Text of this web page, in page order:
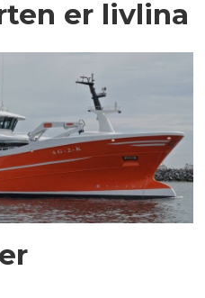
er livlina